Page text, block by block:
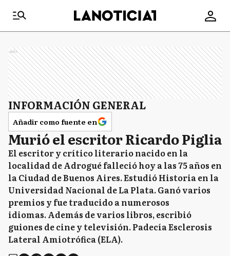
Ads
INFORMACIÓN GENERAL
Añadir como fuente en
Murió el escritor Ricardo Piglia
El escritor y crítico literario nacido en la
localidad de Adrogué falleció hoy a las 75 años en
la Ciudad de Buenos Aires. Estudió Historia en la
Universidad Nacional de La Plata. Ganó varios
premios y fue traducido a numerosos
idiomas. Además de varios libros, escribió
guiones de cine y televisión. Padecía Esclerosis
Lateral Amiotrófica (ELA).